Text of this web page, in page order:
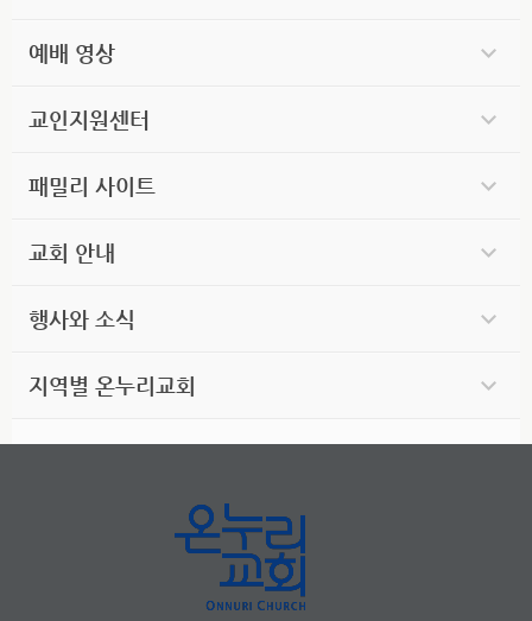
예배 영상
교인지원센터
패밀리 사이트
교회 안내
행사와 소식
지역별 온누리교회